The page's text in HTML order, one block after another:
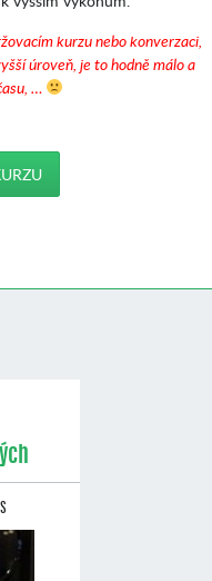
kurzu nebo konverzaci,
úroveň, je to hodně málo a
…